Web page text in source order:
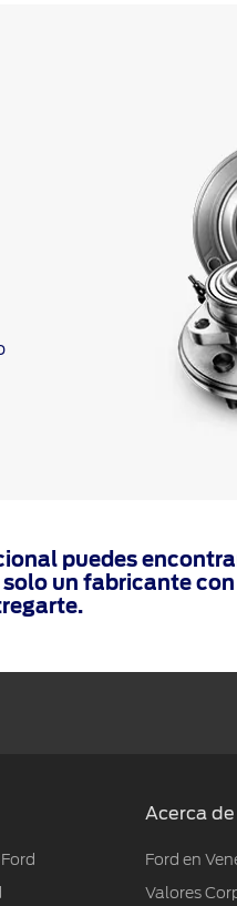
puedes
un fabricante con
Acerca
Ford en
Valores